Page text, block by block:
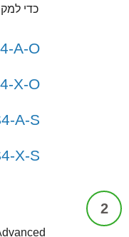
כדי
A-O
X-O
A-S
X-S
2